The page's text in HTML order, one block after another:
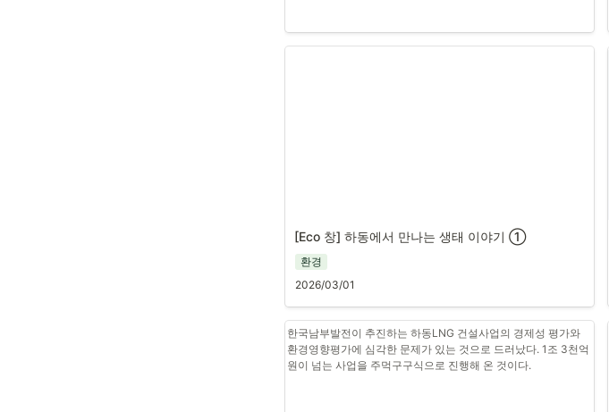
[Eco 창] 하동에서 만나는 생태 이야기 ①
환경
2026/03/01
한국남부발전이 추진하는 하동LNG 건설사업의 경제성 평가와
환경영향평가에 심각한 문제가 있는 것으로 드러났다. 1조 3천억
원이 넘는 사업을 주먹구구식으로 진행해 온 것이다.